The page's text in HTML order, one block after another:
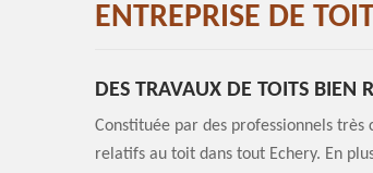
ENTREPRISE DE
DES TRAVAUX DE TOITS BIEN
Constituée par des professionnels
relatifs au toit dans tout Echery. En